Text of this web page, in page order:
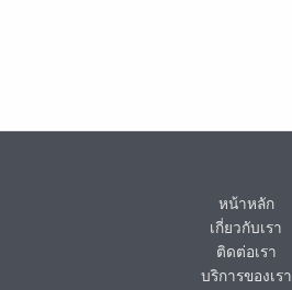
หน้าหลัก
เกี่ยวกับเรา
ติดต่อเรา
บริการของเรา